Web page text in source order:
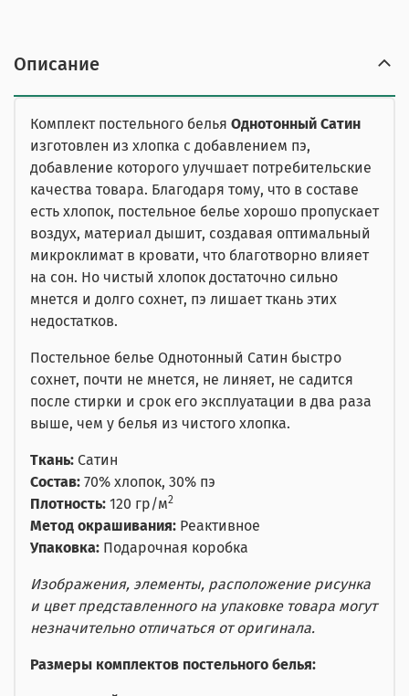
Описание
Комплект постельного белья Однотонный Сатин
изготовлен из хлопка с добавлением пэ,
добавление которого улучшает потребительские
качества товара. Благодаря тому, что в составе
есть хлопок, постельное белье хорошо пропускает
воздух, материал дышит, создавая оптимальный
микроклимат в кровати, что благотворно влияет
на сон. Но чистый хлопок достаточно сильно
мнется и долго сохнет, пэ лишает ткань этих
недостатков.
Постельное белье Однотонный Сатин быстро
сохнет, почти не мнется, не линяет, не садится
после стирки и срок его эксплуатации в два раза
выше, чем у белья из чистого хлопка.
Ткань: Сатин
Состав: 70% хлопок, 30% пэ
Плотность: 120 гр/м2
Метод окрашивания: Реактивное
Упаковка: Подарочная коробка
Изображения, элементы, расположение рисунка
и цвет представленного на упаковке товара могут
незначительно отличаться от оригинала.
Размеры комплектов постельного белья: